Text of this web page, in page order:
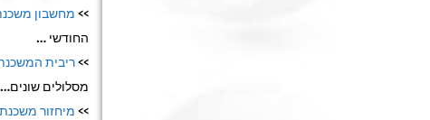
>> מחשבון
החודשי …
>>ריבית
מסלולים שונים…
>> מיחזור